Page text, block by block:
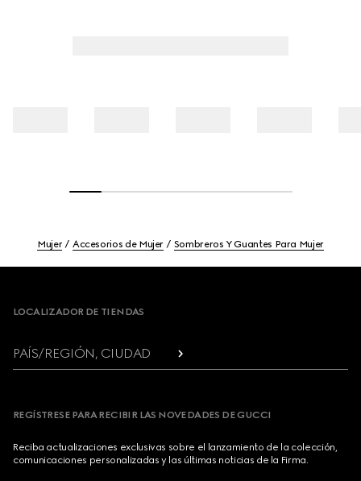
Mujer Accesorios de Mujer Sombreros Y Guantes Para Mujer
LOCALIZADOR DE TIENDAS
PAÍS/REGIÓN, CIUDAD
REGÍSTRESE PARA RECIBIR LAS NOVEDADES DE GUCCI
Reciba actualizaciones exclusivas sobre el lanzamiento de la colección,
comunicaciones personalizadas y las últimas noticias de la Firma.